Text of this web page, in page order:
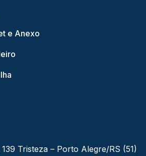
e Anexo
Tristeza – Porto Alegre/RS (51)